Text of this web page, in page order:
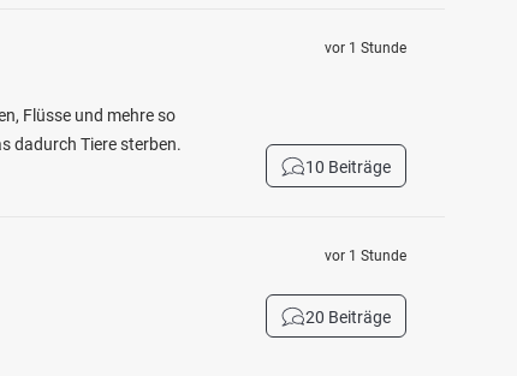
Flüsse und mehre so
dadurch Tiere sterben.
vor 1 Stunde
10 Beiträge
vor 1 Stunde
20 Beiträge